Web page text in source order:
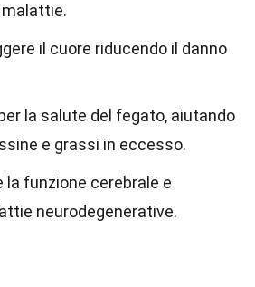
il cuore riducendo il danno
la salute del fegato, aiutando
e grassi in eccesso.
la funzione cerebrale e
neurodegenerative.